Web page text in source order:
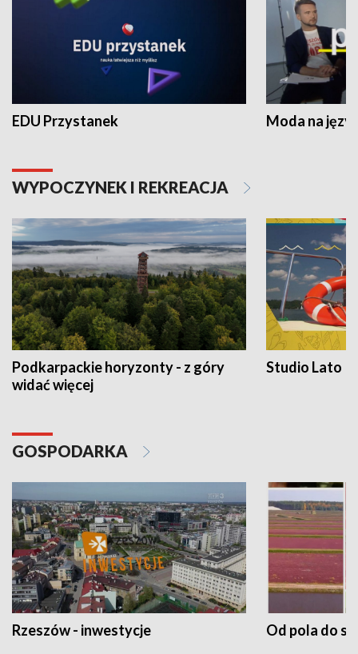
EDU Przystanek Moda na
WYPOCZYNEK I REKREACJA
Podkarpackie horyzonty - z góry
widać więcej
Studio Lato
GOSPODARKA
Rzeszów - inwestycje Od pola do